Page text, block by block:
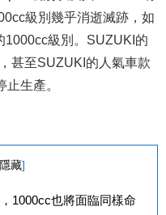
級別幾乎消逝滅跡，如
1000cc級別。SUZUKI的
甚至SUZUKI的人氣車款
生產。
隱藏]
1000cc也將面臨同樣命